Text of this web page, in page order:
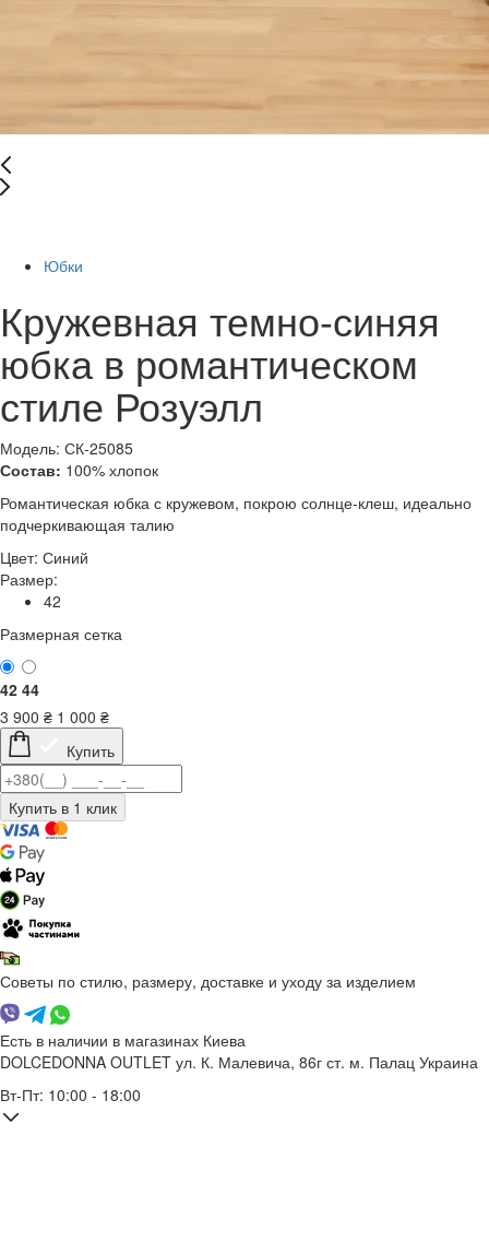
Юбки
Кружевная темно-синяя
юбка в романтическом
стиле Розуэлл
Модель: СК-25085
Состав: 100% хлопок
Романтическая юбка с кружевом, покрою солнце-клеш, идеально
подчеркивающая талию
Цвет: Синий
Размер:
42
Размерная сетка
42 44
3 900 ₴ 1 000 ₴
Купить
Советы по стилю, размеру, доставке и уходу за изделием
Есть в наличии в магазинах Киева
DOLCEDONNA OUTLET ул. К. Малевича, 86г ст. м. Палац Украина
Вт-Пт: 10:00 - 18:00